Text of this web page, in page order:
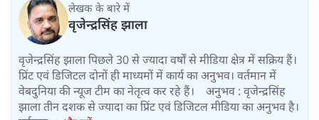
लेखक के बारे में
वृजेन्द्रसिंह झाला
वृजेन्द्रसिंह झाला पिछले 30 से ज्यादा वर्षों से मीडिया क्षेत्र में सक्रिय हैं।
प्रिंट एवं डिजिटल दोनों ही माध्यमों में कार्य का अनुभव। वर्तमान में
वेबदुनिया की न्यूज टीम का नेतृत्व कर रहे हैं। अनुभव : वृजेन्द्रसिंह
झाला तीन दशक से ज्यादा का प्रिंट एवं डिजिटल मीडिया का अनुभव है।